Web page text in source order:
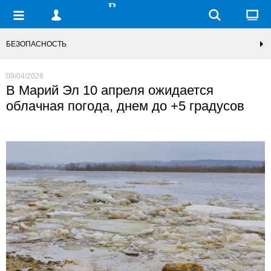
БЕЗОПАСНОСТЬ
09/04/2026
В Марий Эл 10 апреля ожидается
облачная погода, днем до +5 градусов